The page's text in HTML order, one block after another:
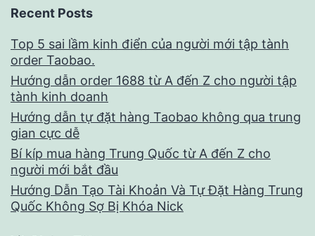
Recent Posts
Top 5 sai lầm kinh điển của người mới tập tành
order Taobao.
Hướng dẫn order 1688 từ A đến Z cho người tập
tành kinh doanh
Hướng dẫn tự đặt hàng Taobao không qua trung
gian cực dễ
Bí kíp mua hàng Trung Quốc từ A đến Z cho
người mới bắt đầu
Hướng Dẫn Tạo Tài Khoản Và Tự Đặt Hàng Trung
Quốc Không Sợ Bị Khóa Nick